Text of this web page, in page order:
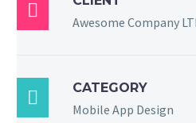

Awesome Company
 CATEGORY
Mobile App Design